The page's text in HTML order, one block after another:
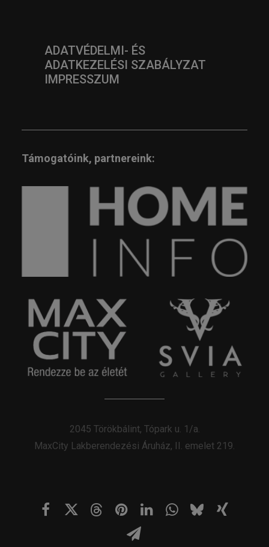
ADATVÉDELMI- ÉS
ADATKEZELÉSI SZABÁLYZAT
IMPRESSZUM
Támogatóink, partnereink:
2045 Törökbálint, Tópark u. 1/a.
MaxCity Lakberendezési Áruház, II. emelet 219.